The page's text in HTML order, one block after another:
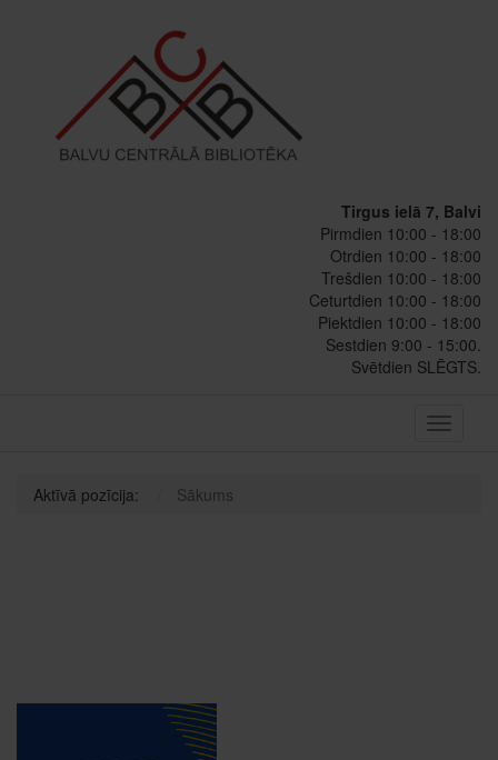
Tirgus ielā 7, Balvi
Pirmdien 10:00 - 18:00
Otrdien 10:00 - 18:00
Trešdien 10:00 - 18:00
Ceturtdien 10:00 - 18:00
Piektdien 10:00 - 18:00
Sestdien 9:00 - 15:00.
Svētdien SLĒGTS.
Toggle
Aktīvā pozīcija: Sākums